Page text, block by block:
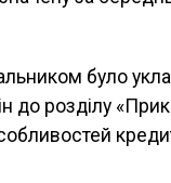
було
розділу